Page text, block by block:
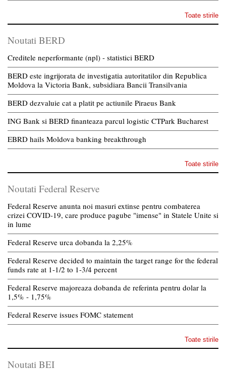
Toate stirile
Noutati BERD
Creditele neperformante (npl) - statistici BERD
BERD este ingrijorata de investigatia autoritatilor din Republica
Moldova la Victoria Bank, subsidiara Bancii Transilvania
BERD dezvaluie cat a platit pe actiunile Piraeus Bank
ING Bank si BERD finanteaza parcul logistic CTPark Bucharest
EBRD hails Moldova banking breakthrough
Toate stirile
Noutati Federal Reserve
Federal Reserve anunta noi masuri extinse pentru combaterea
crizei COVID-19, care produce pagube "imense" in Statele Unite si
in lume
Federal Reserve urca dobanda la 2,25%
Federal Reserve decided to maintain the target range for the federal
funds rate at 1-1/2 to 1-3/4 percent
Federal Reserve majoreaza dobanda de referinta pentru dolar la
1,5% - 1,75%
Federal Reserve issues FOMC statement
Toate stirile
Noutati BEI